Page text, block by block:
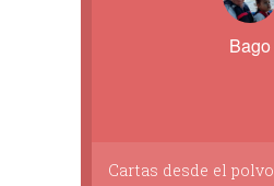
Bago
Cartas desde el polvo